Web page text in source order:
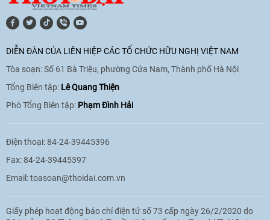
hòa bình, hữu nghị giữa các dân tộc"
cho Đại sứ Hungary tại Việt Nam
17:25| 13/06/2026
sinh Việt Nam tại trại hè Artek
DIỄN ĐÀN CỦA LIÊN HIỆP CÁC TỔ CHỨC HỮU NGHỊ VIỆT NAM
Tòa soạn: Số 61 Bà Triệu, phường Cửa Nam, Thành phố Hà Nội
Tổng Biên tập: Lê Quang Thiện
Phó Tổng Biên tập: Phạm Đình Hải
Điện thoại: 84-24-39445396
Fax: 84-24-39445397
Email:toasoan@thoidai.com.vn
Giấy phép hoạt động báo chí điện tử số 73 cấp ngày 26/2/2020 do